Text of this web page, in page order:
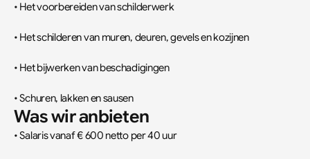
• Het voorbereiden van schilderwerk
• Het schilderen van muren, deuren, gevels en kozijnen
• Het bijwerken van beschadigingen
• Schuren, lakken en sausen
Was wir anbieten
• Salaris vanaf € 600 netto per 40 uur